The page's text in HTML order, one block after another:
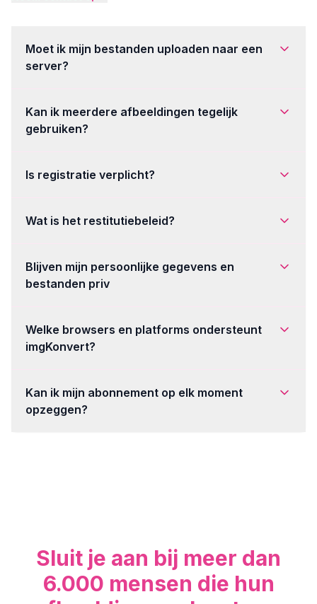
Moet ik mijn bestanden uploaden naar een
server?
Kan ik meerdere afbeeldingen tegelijk
gebruiken?
Is registratie verplicht?
Wat is het restitutiebeleid?
Blijven mijn persoonlijke gegevens en
bestanden priv
Welke browsers en platforms ondersteunt
imgKonvert?
Kan ik mijn abonnement op elk moment
opzeggen?
Sluit je aan bij meer dan
6.000 mensen die hun